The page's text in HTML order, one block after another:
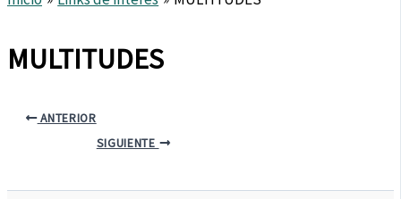
MULTITUDES
ANTERIOR
SIGUIENTE